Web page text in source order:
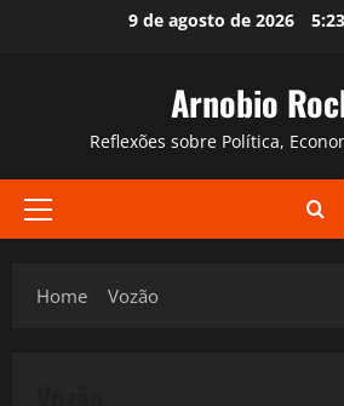
9 de agosto de 2026
Arnobio
Reflexões sobre Política,
Primary
Home Vozão